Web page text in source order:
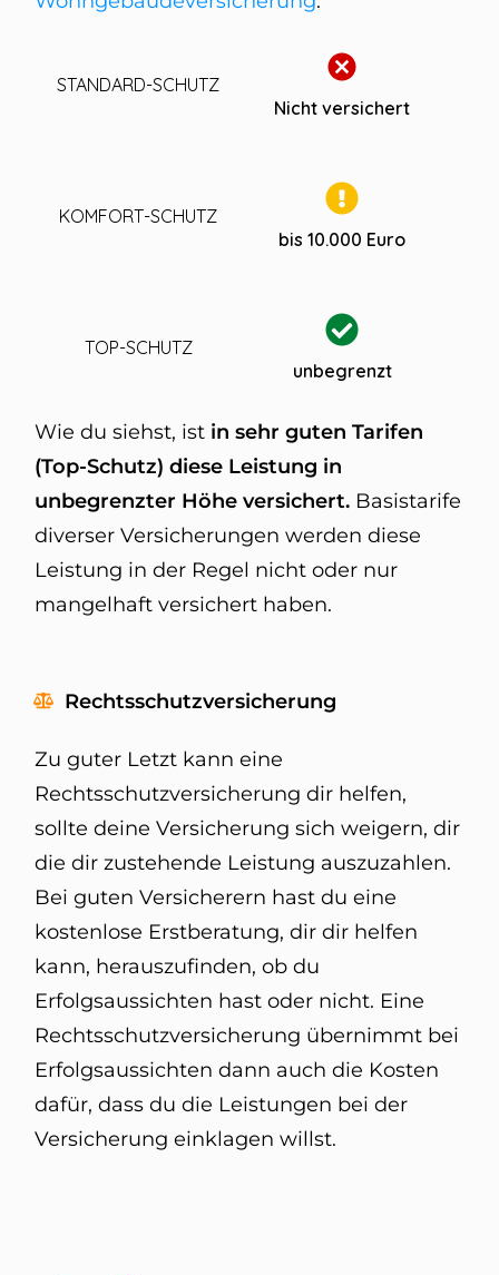
Nicht versichert
bis 10.000 Euro
unbegrenzt
Wie du siehst, ist in sehr guten Tarifen
(Top-Schutz) diese Leistung in
unbegrenzter Höhe versichert.Basistarife
diverser Versicherungen werden diese
Leistung in der Regel nicht oder nur
mangelhaft versichert haben.
Rechtsschutzversicherung
Zu guter Letzt kann eine
Rechtsschutzversicherung dir helfen,
sollte deine Versicherung sich weigern, dir
die dir zustehende Leistung auszuzahlen.
Bei guten Versicherern hast du eine
kostenlose Erstberatung, dir dir helfen
kann, herauszufinden, ob du
Erfolgsaussichten hast oder nicht. Eine
Rechtsschutzversicherung übernimmt bei
Erfolgsaussichten dann auch die Kosten
dafür, dass du die Leistungen bei der
Versicherung einklagen willst.